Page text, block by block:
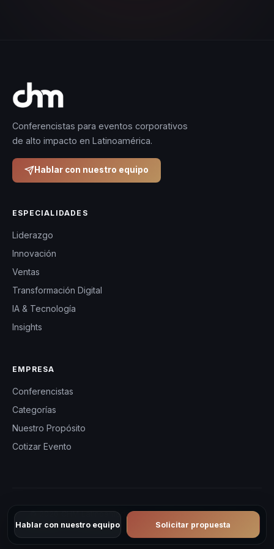
Hablar con nuestro equipo Solicitar propuesta
Conferencistas para eventos corporativos
de alto impacto en Latinoamérica.
Hablar con nuestro equipo
ESPECIALIDADES
Liderazgo
Innovación
Ventas
Transformación Digital
IA & Tecnología
Insights
EMPRESA
Conferencistas
Categorías
Nuestro Propósito
Cotizar Evento
© 2026 CHM Latinoamérica — Conferencistas y eventos
corporativos en Latinoamérica. Todos los derechos reservados.